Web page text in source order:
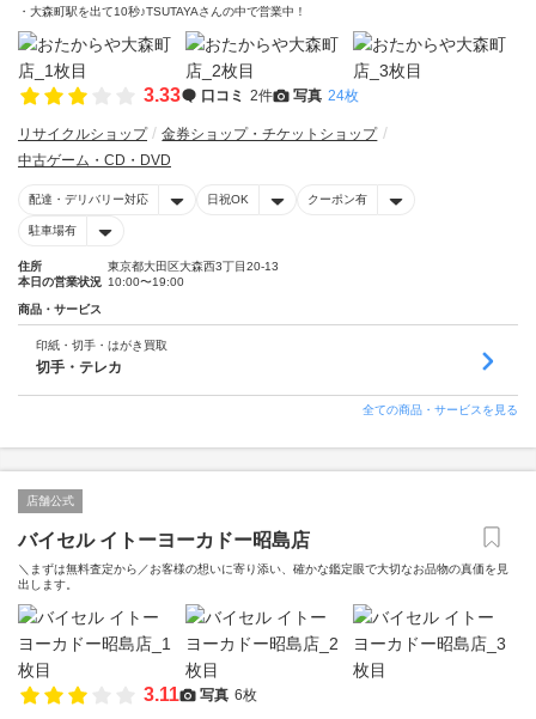
・大森町駅を出て10秒♪TSUTAYAさんの中で営業中！
3.33 口コミ 2件 写真 24枚
リサイクルショップ
金券ショップ・チケットショップ
中古ゲーム・CD・DVD
配達・デリバリー対応 日祝OK クーポン有
駐車場有
住所
東京都大田区大森西3丁目20-13
本日の営業状況 10:00〜19:00
商品・サービス
印紙・切手・はがき買取
切手・テレカ
全ての商品・サービスを見る
店舗公式
バイセル イトーヨーカドー昭島店
＼まずは無料査定から／お客様の想いに寄り添い、確かな鑑定眼で大切なお品物の真価を見
出します。
3.11 写真 6枚